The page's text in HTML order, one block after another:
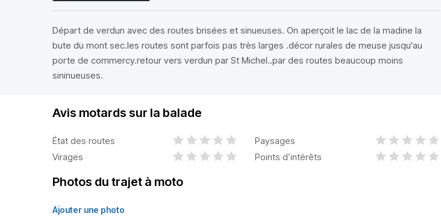
Départ de verdun avec des routes brisées et sinueuses. On aperçoit le lac de la madine la
bute du mont sec.les routes sont parfois pas très larges .décor rurales de meuse jusqu'au
porte de commercy.retour vers verdun par St Michel..par des routes beaucoup moins
sininueuses.
Avis motards sur la balade
État des routes
Paysages
Virages
Points d’intérêts
Photos du trajet à moto
Ajouter une photo